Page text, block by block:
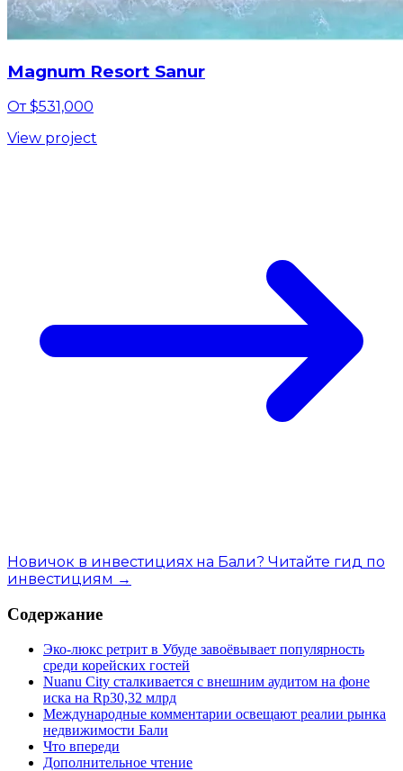
Magnum Resort Sanur
От $531,000
View project
Новичок в инвестициях на Бали? Читайте гид по
инвестициям →
Содержание
Эко-люкс ретрит в Убуде завоёвывает популярность
среди корейских гостей
Nuanu City сталкивается с внешним аудитом на фоне
иска на Rp30,32 млрд
Международные комментарии освещают реалии рынка
недвижимости Бали
Что впереди
Дополнительное чтение